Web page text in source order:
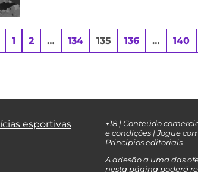
1 2 … 134 135 136 … 140
+18 | Conteúdo
e condições | Jogue
Princípios editoriais
A adesão a uma das
nesta página poderá